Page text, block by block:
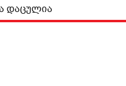
დაცულია